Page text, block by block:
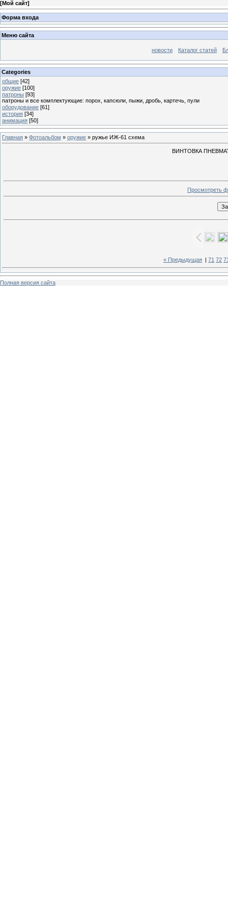
[Мой сайт]
Форма входа
Меню сайта
новости Каталог статей
Categories
общие [42]
оружие [100]
патроны [93]
патроны и все комплектующие: порох, капсюли, пыжи, дробь, картечь, пули
оборудование [61]
история [34]
анимация [50]
Главная » Фотоальбом » оружие » ружье ИЖ-61 схема
ВИНТОВКА
Просмотреть
« Предыдущая 71 72
Полная версия сайта